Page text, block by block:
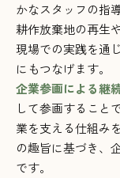
かなスタッフの指
耕作放棄地の再生
現場での実践を通
にもつなげます。
企業参画による継
して参画すること
業を支える仕組み
の趣旨に基づき、
です。